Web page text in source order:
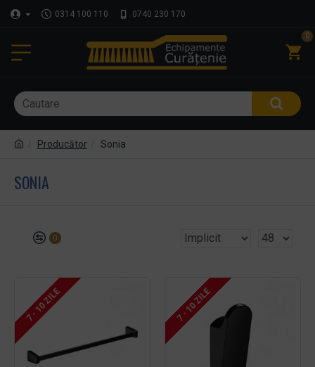
0314 100 110 0740 230 170
0
Producător Sonia
SONIA
0
7 - 10 ZILE 7 - 10 ZILE